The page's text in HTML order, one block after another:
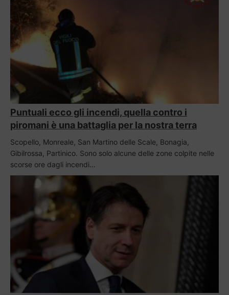
Puntuali ecco gli incendi, quella contro i
piromani è una battaglia per la nostra terra
Scopello, Monreale, San Martino delle Scale, Bonagia,
Gibilrossa, Partinico. Sono solo alcune delle zone colpite nelle
scorse ore dagli incendi…